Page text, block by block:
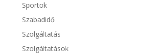
Sportok
Szabadidő
Szolgáltatás
Szolgáltatások